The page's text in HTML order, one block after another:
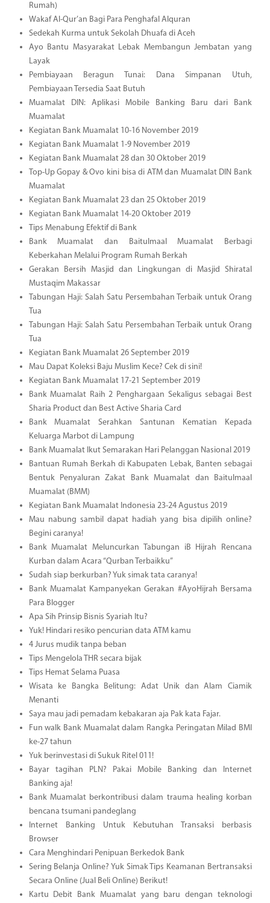
Rumah)
Wakaf Al-Qur’an Bagi Para Penghafal Alquran
Sedekah Kurma untuk Sekolah Dhuafa di Aceh
Ayo Bantu Masyarakat Lebak Membangun Jembatan yang
Layak
Pembiayaan Beragun Tunai: Dana Simpanan Utuh,
Pembiayaan Tersedia Saat Butuh
Muamalat DIN: Aplikasi Mobile Banking Baru dari Bank
Muamalat
Kegiatan Bank Muamalat 10-16 November 2019
Kegiatan Bank Muamalat 1-9 November 2019
Kegiatan Bank Muamalat 28 dan 30 Oktober 2019
Top-Up Gopay & Ovo kini bisa di ATM dan Muamalat DIN Bank
Muamalat
Kegiatan Bank Muamalat 23 dan 25 Oktober 2019
Kegiatan Bank Muamalat 14-20 Oktober 2019
Tips Menabung Efektif di Bank
Bank Muamalat dan Baitulmaal Muamalat Berbagi
Keberkahan Melalui Program Rumah Berkah
Gerakan Bersih Masjid dan Lingkungan di Masjid Shiratal
Mustaqim Makassar
Tabungan Haji: Salah Satu Persembahan Terbaik untuk Orang
Tua
Tabungan Haji: Salah Satu Persembahan Terbaik untuk Orang
Tua
Kegiatan Bank Muamalat 26 September 2019
Mau Dapat Koleksi Baju Muslim Kece? Cek di sini!
Kegiatan Bank Muamalat 17-21 September 2019
Bank Muamalat Raih 2 Penghargaan Sekaligus sebagai Best
Sharia Product dan Best Active Sharia Card
Bank Muamalat Serahkan Santunan Kematian Kepada
Keluarga Marbot di Lampung
Bank Muamalat Ikut Semarakan Hari Pelanggan Nasional 2019
Bantuan Rumah Berkah di Kabupaten Lebak, Banten sebagai
Bentuk Penyaluran Zakat Bank Muamalat dan Baitulmaal
Muamalat (BMM)
Kegiatan Bank Muamalat Indonesia 23-24 Agustus 2019
Mau nabung sambil dapat hadiah yang bisa dipilih online?
Begini caranya!
Bank Muamalat Meluncurkan Tabungan iB Hijrah Rencana
Kurban dalam Acara “Qurban Terbaikku”
Sudah siap berkurban? Yuk simak tata caranya!
Bank Muamalat Kampanyekan Gerakan #AyoHijrah Bersama
Para Blogger
Apa Sih Prinsip Bisnis Syariah Itu?
Yuk! Hindari resiko pencurian data ATM kamu
4 Jurus mudik tanpa beban
Tips Mengelola THR secara bijak
Tips Hemat Selama Puasa
Wisata ke Bangka Belitung: Adat Unik dan Alam Ciamik
Menanti
Saya mau jadi pemadam kebakaran aja Pak kata Fajar.
Fun walk Bank Muamalat dalam Rangka Peringatan Milad BMI
ke-27 tahun
Yuk berinvestasi di Sukuk Ritel 011!
Bayar tagihan PLN? Pakai Mobile Banking dan Internet
Banking aja!
Bank Muamalat berkontribusi dalam trauma healing korban
bencana tsumani pandeglang
Internet Banking Untuk Kebutuhan Transaksi berbasis
Browser
Cara Menghindari Penipuan Berkedok Bank
Sering Belanja Online? Yuk Simak Tips Keamanan Bertransaksi
Secara Online (Jual Beli Online) Berikut!
Kartu Debit Bank Muamalat yang baru dengan teknologi